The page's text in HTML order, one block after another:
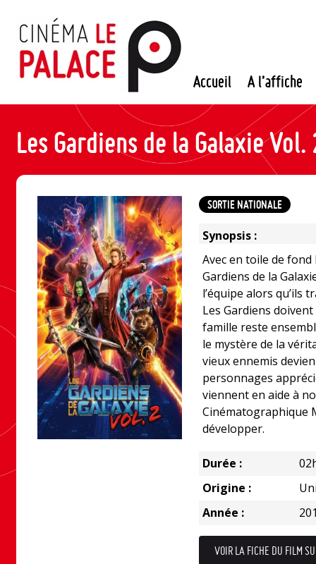
contenu
Accueil A l’affiche
Les Gardiens de la Galaxie Vol.
SORTIE NATIONALE
Synopsis :
Avec en toile de fond
Gardiens de la
l’équipe alors qu’ils
Les Gardiens
famille reste
le mystère de la
vieux ennemis
personnages
viennent en aide à
Cinématographique
développer.
Durée :
Origine :
Année :
VOIR LA FICHE DU FILM